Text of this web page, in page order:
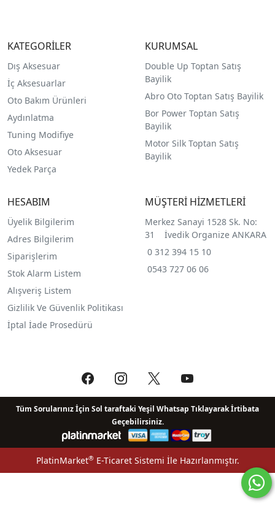
KATEGORİLER
Dış Aksesuar
İç Aksesuarlar
Oto Bakım Ürünleri
Aydınlatma
Tuning Modifiye
Oto Aksesuar
Yedek Parça
KURUMSAL
Double Up Toptan Satış
Bayilik
Abro Oto Toptan Satış Bayilik
Bor Power Toptan Satış
Bayilik
Motor Silk Toptan Satış
Bayilik
HESABIM
Üyelik Bilgilerim
Adres Bilgilerim
Siparişlerim
Stok Alarm Listem
Alışveriş Listem
Gizlilik Ve Güvenlik Politikası
İptal İade Prosedürü
MÜŞTERİ HİZMETLERİ
Merkez Sanayi 1528 Sk. No:
31 İvedik Organize ANKARA
0 312 394 15 10
0543 727 06 06
Tüm Sorularınız İçin Sol taraftaki Yeşil Whatsap Tıklayarak İrtibata
Geçebilirsiniz.
PlatinMarket®E-Ticaret Sistemi İle Hazırlanmıştır.